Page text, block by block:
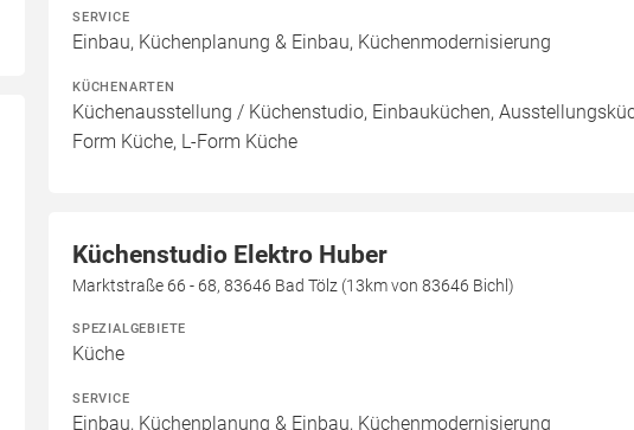
SERVICE
Einbau, Küchenplanung & Einbau, Küchenmodernisierung
KÜCHENARTEN
Küchenausstellung / Küchenstudio, Einbauküchen,
Form Küche, L-Form Küche
Küchenstudio Elektro Huber
Marktstraße 66 - 68, 83646 Bad Tölz (13km von 83646 Bichl)
SPEZIALGEBIETE
Küche
SERVICE
Einbau, Küchenplanung & Einbau, Küchenmodernisierung